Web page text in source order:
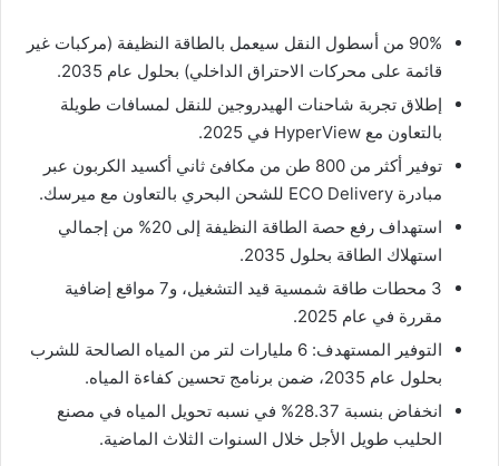
90% من أسطول النقل سيعمل بالطاقة النظيفة (مركبات غير
قائمة على محركات الاحتراق الداخلي) بحلول عام 2035.
إطلاق تجربة شاحنات الهيدروجين للنقل لمسافات طويلة
بالتعاون مع HyperView في 2025.
توفير أكثر من 800 طن من مكافئ ثاني أكسيد الكربون عبر
مبادرة ECO Delivery للشحن البحري بالتعاون مع ميرسك.
استهداف رفع حصة الطاقة النظيفة إلى 20% من إجمالي
استهلاك الطاقة بحلول 2035.
3 محطات طاقة شمسية قيد التشغيل، و7 مواقع إضافية
مقررة في عام 2025.
التوفير المستهدف: 6 مليارات لتر من المياه الصالحة للشرب
بحلول عام 2035، ضمن برنامج تحسين كفاءة المياه.
انخفاض بنسبة 28.37% في نسبه تحويل المياه في مصنع
الحليب طويل الأجل خلال السنوات الثلاث الماضية.